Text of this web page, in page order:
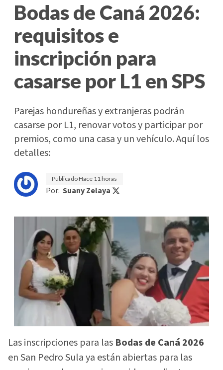
Bodas de Caná 2026:
requisitos e
inscripción para
casarse por L1 en SPS
Parejas hondureñas y extranjeras podrán
casarse por L1, renovar votos y participar por
premios, como una casa y un vehículo. Aquí los
detalles:
PublicadoHace 11 horas
Por: Suany Zelaya
Las inscripciones para las Bodas de Caná 2026
en San Pedro Sula ya están abiertas para las